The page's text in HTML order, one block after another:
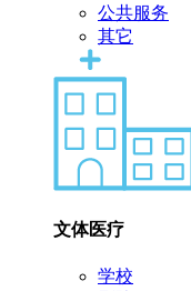
公共服务
其它
文体医疗
学校